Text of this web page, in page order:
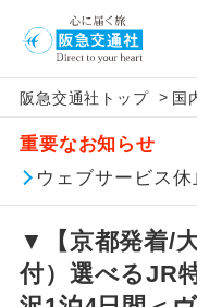
阪急交通社トップ > 国
重要なお知らせ
ウェブサービス休
▼【京都発着/
付）選べるJR
アイコン
添乗員同行
現地添乗員同
行